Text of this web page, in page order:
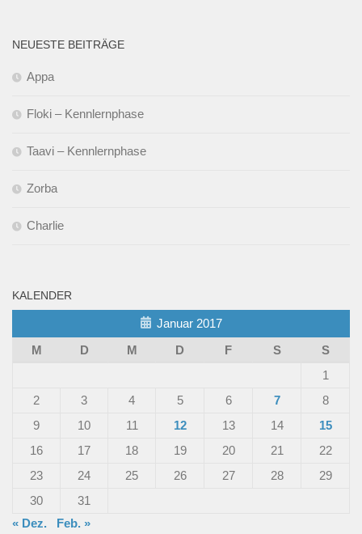
NEUESTE BEITRÄGE
Appa
Floki – Kennlernphase
Taavi – Kennlernphase
Zorba
Charlie
KALENDER
Januar 2017
M
D M D F S
S
1
2
3 4 5 6 7
8
9
10 11 12 13 14
15
16
17 18 19 20 21
22
23
24 25 26 27 28
29
30
31
« Dez.
Feb. »